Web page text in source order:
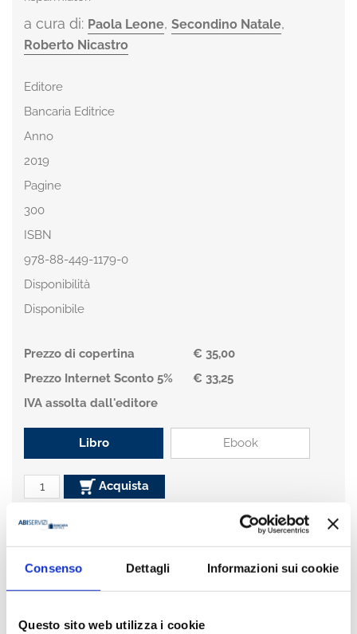
Consenso Dettagli Informazioni sui cookie
Questo sito web utilizza i cookie
a cura di: Paola Leone, Secondino Natale,
Roberto Nicastro
Editore
Bancaria Editrice
Anno
2019
Pagine
300
ISBN
978-88-449-1179-0
Disponibilità
Disponibile
Prezzo di copertina
€ 35,00
Prezzo Internet Sconto 5%
€ 33,25
IVA assolta dall'editore
Libro Ebook
Acquista
Condividi